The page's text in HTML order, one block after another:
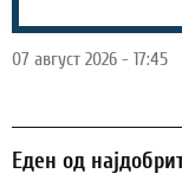
07 август 2026 - 17:45
Еден од